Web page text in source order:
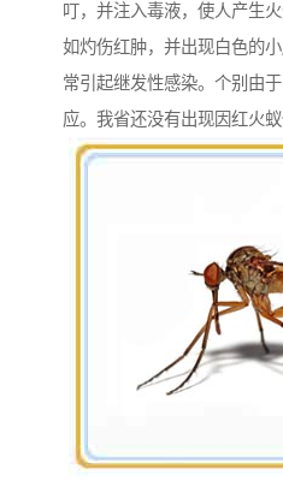
叮，并注入毒液，使人产生
如灼伤红肿，并出现白色的
常引起继发性感染。个别由
应。我省还没有出现因红火蚁